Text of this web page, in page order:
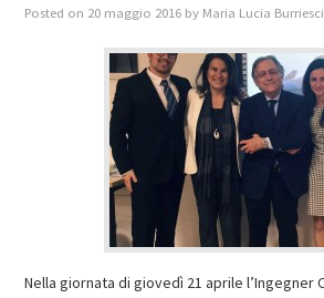
Posted on 20 maggio 2016 by Maria Lucia Burriesci
Nella giornata di giovedì 21 aprile l’Ingegner